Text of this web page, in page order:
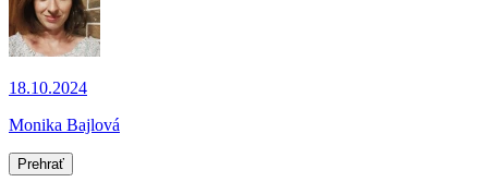
18.10.2024
Monika Bajlová
Prehrať